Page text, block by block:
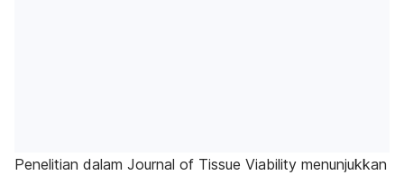
Penelitian dalam Journal of Tissue Viability menunjukkan